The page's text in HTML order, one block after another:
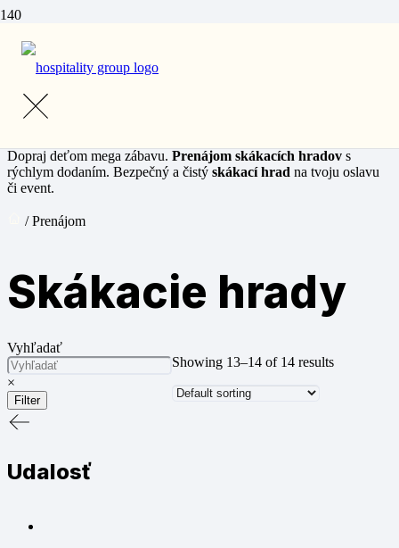
Prenájom
Dopraj deťom mega zábavu. Prenájom skákacích hradov s
rýchlym dodaním. Bezpečný a čistý skákací hrad na tvoju oslavu
či event.
/ Prenájom
Skákacie hrady
Vyhľadať
×
Filter
Udalosť
Showing 13–14 of 14 results